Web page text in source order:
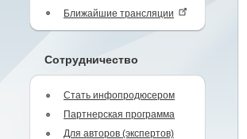
Ближайшие трансляции
Сотрудничество
Стать инфопродюсером
Партнерская программа
Для авторов (экспертов)